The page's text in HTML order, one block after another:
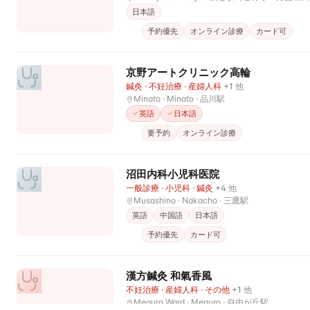
日本語
予約優先
オンライン診療 カード可
京野アートクリニック高輪
鍼灸 · 不妊治療 · 産婦人科 +1 他
Minato · Minato · 品川駅
英語
日本語
要予約
オンライン診療
沼田内科小児科医院
一般診療 · 小児科 · 鍼灸 +4 他
Musashino · Nakacho · 三鷹駅
英語 中国語
日本語
予約優先
カード可
漢方鍼灸 和氣香風
不妊治療 · 産婦人科 · その他 +1 他
Meguro Ward · Meguro · 自由が丘駅